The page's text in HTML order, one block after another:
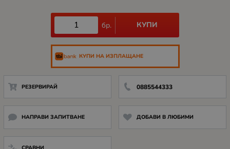
бр. КУПИ
КУПИ НА ИЗПЛАЩАНЕ
РЕЗЕРВИРАЙ 0885544333
НАПРАВИ ЗАПИТВАНЕ ДОБАВИ В ЛЮБИМИ